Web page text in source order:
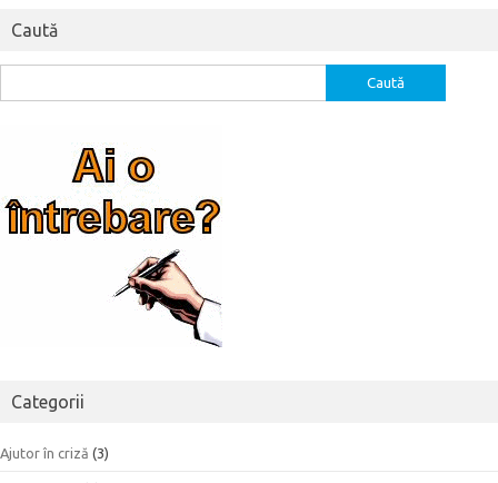
Caută
după:
Categorii
Ajutor în criză (3)